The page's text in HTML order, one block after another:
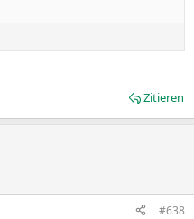
Zitieren
#638